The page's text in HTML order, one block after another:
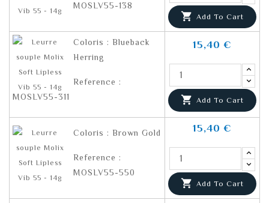
MOSLV55-138
 Add To Cart
Coloris : Blueback
Herring
Reference :
MOSLV55-311
15,40 €
 Add To Cart
Coloris : Brown Gold
Reference :
MOSLV55-550
15,40 €
 Add To Cart